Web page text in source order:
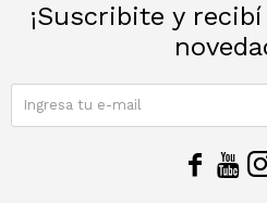
¡Suscribite y
 